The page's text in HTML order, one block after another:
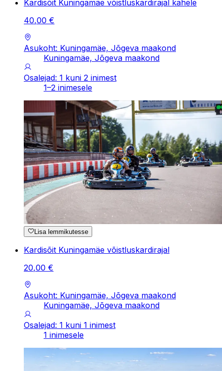
Kardisõit Kuningamäe võistluskardirajal kahele
40,00 €
Asukoht: Kuningamäe, Jõgeva maakond
Kuningamäe, Jõgeva maakond
Osalejad: 1 kuni 2 inimest
1–2 inimesele
Lisa lemmikutesse
Kardisõit Kuningamäe võistluskardirajal
20,00 €
Asukoht: Kuningamäe, Jõgeva maakond
Kuningamäe, Jõgeva maakond
Osalejad: 1 kuni 1 inimest
1 inimesele